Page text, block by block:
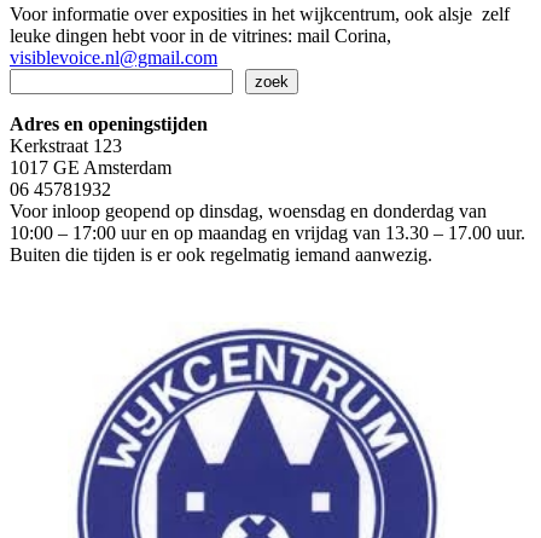
Voor informatie over exposities in het wijkcentrum, ook alsje zelf
leuke dingen hebt voor in de vitrines: mail Corina,
visiblevoice.nl@gmail.com
zoek
Adres en openingstijden
Kerkstraat 123
1017 GE Amsterdam
06 45781932
Voor inloop geopend op dinsdag, woensdag en donderdag van
10:00 – 17:00 uur en op maandag en vrijdag van 13.30 – 17.00 uur.
Buiten die tijden is er ook regelmatig iemand aanwezig.